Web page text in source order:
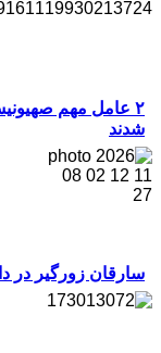
شدند
سارقان زورگیر در